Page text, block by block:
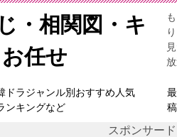
・相関図・キ
任せ
ドラジャンル別おすすめ人気
ンキングなど
スポンサー